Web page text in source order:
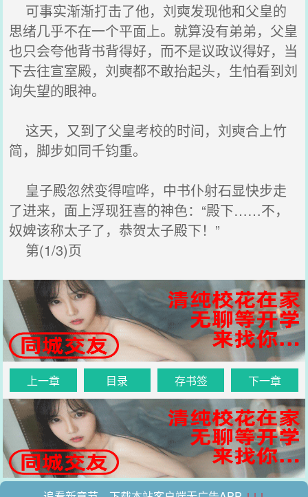
可事实渐渐打击了他，刘奭发现他和父皇的
思绪几乎不在一个平面上。就算没有弟弟，父皇
也只会夸他背书背得好，而不是议政议得好，当
下去往宣室殿，刘奭都不敢抬起头，生怕看到刘
询失望的眼神。
这天，又到了父皇考校的时间，刘奭合上竹
简，脚步如同千钧重。
皇子殿忽然变得喧哗，中书仆射石显快步走
了进来，面上浮现狂喜的神色：“殿下……不，
奴婢该称太子了，恭贺太子殿下！”
第(1/3)页
上一章 目录 存书签 下一章